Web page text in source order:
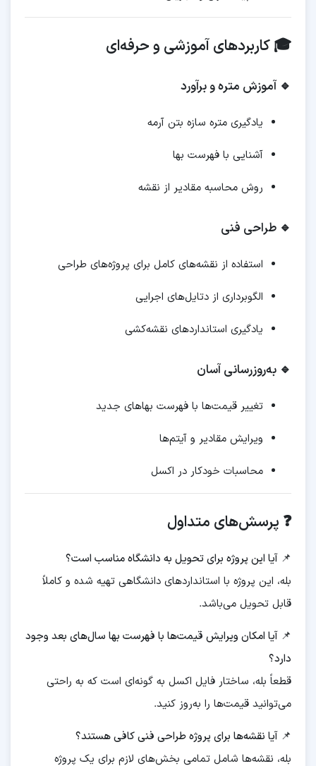
🎓 کاربردهای آموزشی و حرفه‌ای
🔹 آموزش متره و برآورد
یادگیری متره سازه بتن آرمه
آشنایی با فهرست بها
روش محاسبه مقادیر از نقشه
🔹 طراحی فنی
استفاده از نقشه‌های کامل برای پروژه‌های طراحی
الگوبرداری از دتایل‌های اجرایی
یادگیری استانداردهای نقشه‌کشی
🔹 به‌روزرسانی آسان
تغییر قیمت‌ها با فهرست بهاهای جدید
ویرایش مقادیر و آیتم‌ها
محاسبات خودکار در اکسل
❓ پرسش‌های متداول
📌 آیا این پروژه برای تحویل به دانشگاه مناسب است؟
بله، این پروژه با استانداردهای دانشگاهی تهیه شده و کاملاً
قابل تحویل می‌باشد.
📌 آیا امکان ویرایش قیمت‌ها با فهرست بها سال‌های بعد وجود
دارد؟
قطعاً بله، ساختار فایل اکسل به گونه‌ای است که به راحتی
می‌توانید قیمت‌ها را به‌روز کنید.
📌 آیا نقشه‌ها برای پروژه طراحی فنی کافی هستند؟
بله، نقشه‌ها شامل تمامی بخش‌های لازم برای یک پروژه